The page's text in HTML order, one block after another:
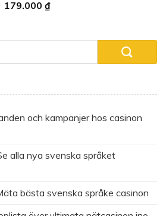
159.000 ₫.
Giá
199.000 ₫.
179.000 ₫Giá
là:
och kampanjer hos casinon
alla nya svenska språket
bästa svenska språke casinon